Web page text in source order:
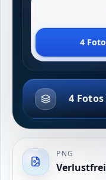
4
4
PNG